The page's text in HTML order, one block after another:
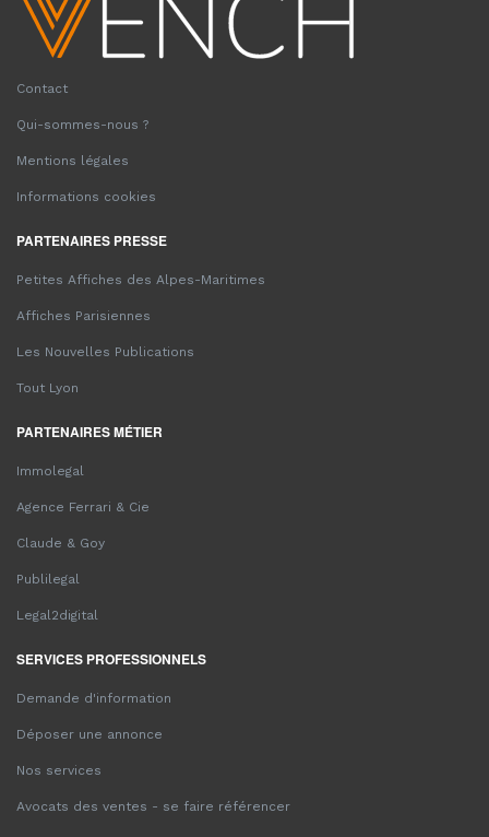
Contact
Qui-sommes-nous ?
Mentions légales
Informations cookies
PARTENAIRES PRESSE
Petites Affiches des Alpes-Maritimes
Affiches Parisiennes
Les Nouvelles Publications
Tout Lyon
PARTENAIRES MÉTIER
Immolegal
Agence Ferrari & Cie
Claude & Goy
Publilegal
Legal2digital
SERVICES PROFESSIONNELS
Demande d'information
Déposer une annonce
Nos services
Avocats des ventes - se faire référencer